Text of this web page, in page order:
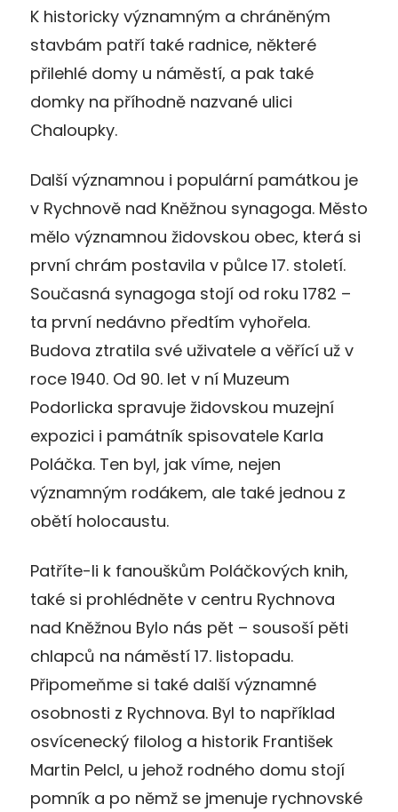
K historicky významným a chráněným
stavbám patří také radnice, některé
přilehlé domy u náměstí, a pak také
domky na příhodně nazvané ulici
Chaloupky.
Další významnou i populární památkou je
v Rychnově nad Kněžnou synagoga. Město
mělo významnou židovskou obec, která si
první chrám postavila v půlce 17. století.
Současná synagoga stojí od roku 1782 –
ta první nedávno předtím vyhořela.
Budova ztratila své uživatele a věřící už v
roce 1940. Od 90. let v ní Muzeum
Podorlicka spravuje židovskou muzejní
expozici i památník spisovatele Karla
Poláčka. Ten byl, jak víme, nejen
významným rodákem, ale také jednou z
obětí holocaustu.
Patříte-li k fanouškům Poláčkových knih,
také si prohlédněte v centru Rychnova
nad Kněžnou Bylo nás pět – sousoší pěti
chlapců na náměstí 17. listopadu.
Připomeňme si také další významné
osobnosti z Rychnova. Byl to například
osvícenecký filolog a historik František
Martin Pelcl, u jehož rodného domu stojí
pomník a po němž se jmenuje rychnovské